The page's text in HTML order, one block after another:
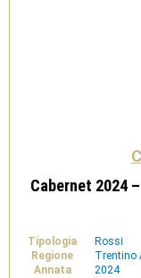
Cabernet 2024
Tipologia
Rossi
Regione
Trentino
Annata
2024